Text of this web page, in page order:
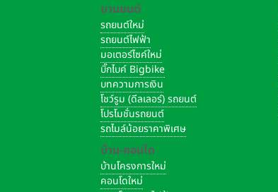
ยานยนต์
รถยนต์ใหม่
รถยนต์ไฟฟ้า
มอเตอร์ไซค์ใหม่
บิ๊กไบค์ Bigbike
บทความการเงิน
โชว์รูม (ดีลเลอร์) รถยนต์
โปรโมชั่นรถยนต์
รถไมล์น้อยราคาพิเศษ
บ้าน-คอนโด
บ้านโครงการใหม่
คอนโดใหม่